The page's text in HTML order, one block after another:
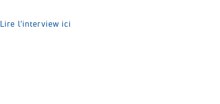
Lire l'interview ici